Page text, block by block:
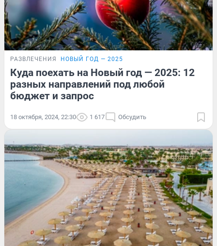
РАЗВЛЕЧЕНИЯ НОВЫЙ ГОД — 2025
Куда поехать на Новый год — 2025: 12
разных направлений под любой
бюджет и запрос
18 октября, 2024, 22:30 1 617 Обсудить